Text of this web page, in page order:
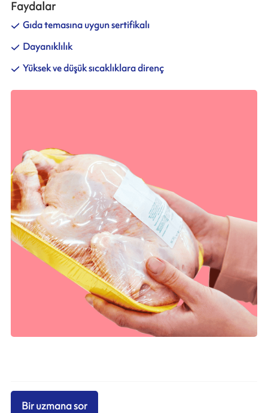
Faydalar
Gıda temasına uygun sertifikalı
Dayanıklılık
Yüksek ve düşük sıcaklıklara direnç
Bir uzmana sor